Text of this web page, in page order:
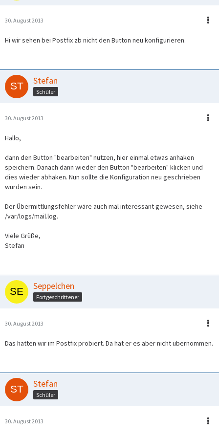
30. August 2013
Hi wir sehen bei Postfix zb nicht den Button neu konfigurieren.
Stefan
Schüler
30. August 2013
Hallo,
dann den Button "bearbeiten" nutzen, hier einmal etwas anhaken
speichern. Danach dann wieder den Button "bearbeiten" klicken und
dies wieder abhaken. Nun sollte die Konfiguration neu geschrieben
wurden sein.
Der Übermittlungsfehler wäre auch mal interessant gewesen, siehe
/var/logs/mail.log.
Viele Grüße,
Stefan
Seppelchen
Fortgeschrittener
30. August 2013
Das hatten wir im Postfix probiert. Da hat er es aber nicht übernommen.
Stefan
Schüler
30. August 2013